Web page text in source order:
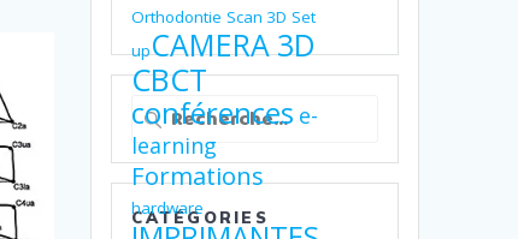
Orthodontie Scan 3D Set
upCAMERA 3D
CBCT
conférences e-
learning
Formations
hardware
Recherche
pour
:
CATÉGORIES